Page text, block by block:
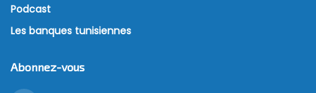
Podcast
Les banques tunisiennes
Abonnez-vous